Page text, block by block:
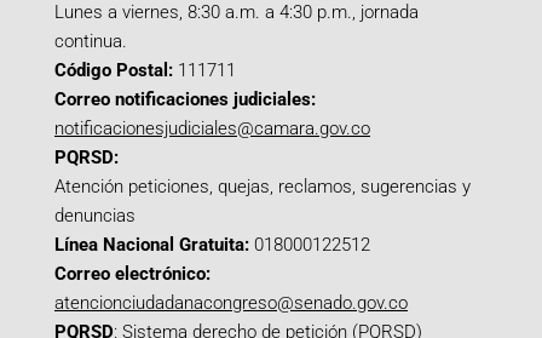
Lunes a viernes, 8:30 a.m. a 4:30 p.m., jornada
continua.
Código Postal: 111711
Correo notificaciones judiciales:
notificacionesjudiciales@camara.gov.co
PQRSD:
Atención peticiones, quejas, reclamos, sugerencias y
denuncias
Línea Nacional Gratuita: 018000122512
Correo electrónico:
atencionciudadanacongreso@senado.gov.co
PQRSD: Sistema derecho de petición (PQRSD)